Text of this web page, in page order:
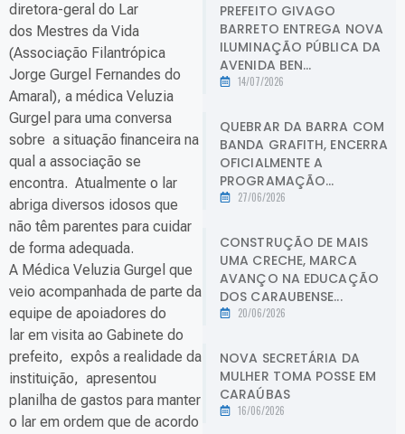
diretora-geral do Lar
dos Mestres da Vida
(Associação Filantrópica
Jorge Gurgel Fernandes do
Amaral), a médica Veluzia
Gurgel para uma conversa
sobre a situação financeira na
qual a associação se
encontra. Atualmente o lar
abriga diversos idosos que
não têm parentes para cuidar
de forma adequada.
A Médica Veluzia Gurgel que
veio acompanhada de parte da
equipe de apoiadores do
lar em visita ao Gabinete do
prefeito, expôs a realidade da
instituição, apresentou
planilha de gastos para manter
o lar em ordem que de acordo
PREFEITO GIVAGO
BARRETO ENTREGA NOVA
ILUMINAÇÃO PÚBLICA DA
AVENIDA BEN...
14/07/2026
QUEBRAR DA BARRA COM
BANDA GRAFITH, ENCERRA
OFICIALMENTE A
PROGRAMAÇÃO...
27/06/2026
CONSTRUÇÃO DE MAIS
UMA CRECHE, MARCA
AVANÇO NA EDUCAÇÃO
DOS CARAUBENSE...
20/06/2026
NOVA SECRETÁRIA DA
MULHER TOMA POSSE EM
CARAÚBAS
16/06/2026